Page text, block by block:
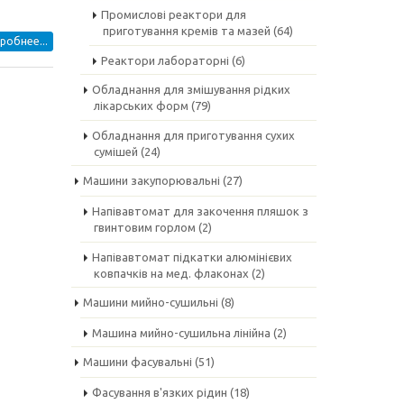
Промислові реактори для
приготування кремів та мазей (64)
Реактори лабораторні (6)
Обладнання для змішування рідких
лікарських форм (79)
Обладнання для приготування сухих
сумішей (24)
Машини закупорювальні (27)
Напівавтомат для закочення пляшок з
гвинтовим горлом (2)
Напівавтомат підкатки алюмінієвих
ковпачків на мед. флаконах (2)
Машини мийно-сушильні (8)
Машина мийно-сушильна лінійна (2)
Машини фасувальні (51)
Фасування в'язких рідин (18)